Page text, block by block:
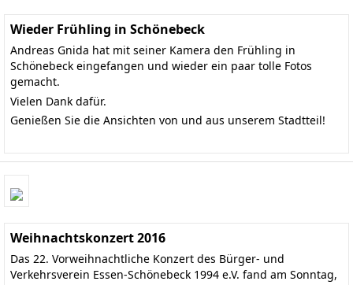
Wieder Frühling in Schönebeck
Andreas Gnida hat mit seiner Kamera den Frühling in
Schönebeck eingefangen und wieder ein paar tolle Fotos
gemacht.
Vielen Dank dafür.
Genießen Sie die Ansichten von und aus unserem Stadtteil!
Weihnachtskonzert 2016
Das 22. Vorweihnachtliche Konzert des Bürger- und
Verkehrsverein Essen-Schönebeck 1994 e.V. fand am Sonntag,